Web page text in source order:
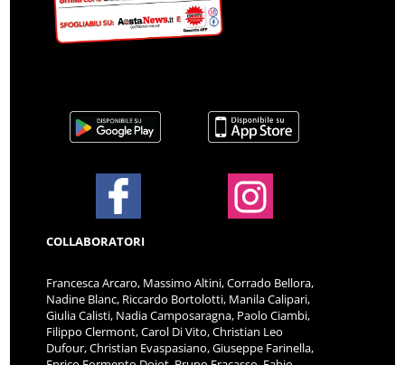
COLLABORATORI
Francesca Arcaro, Massimo Altini, Corrado Bellora,
Nadine Blanc, Riccardo Bortolotti, Manila Calipari,
Giulia Calisti, Nadia Camposaragna, Paolo Ciambi,
Filippo Clermont, Carol Di Vito, Christian Leo
Dufour, Christian Evaspasiano, Giuseppe Farinella,